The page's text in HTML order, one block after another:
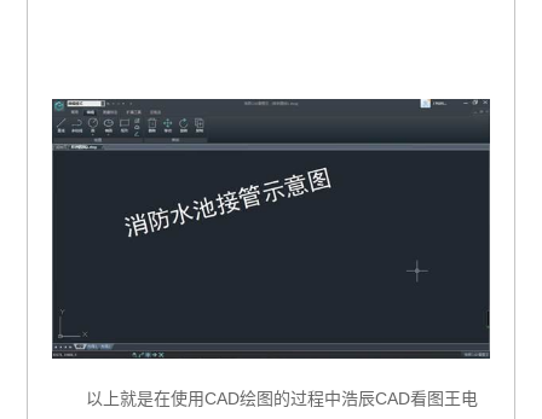
以上就是在使用CAD绘图的过程中浩辰CAD看图王电